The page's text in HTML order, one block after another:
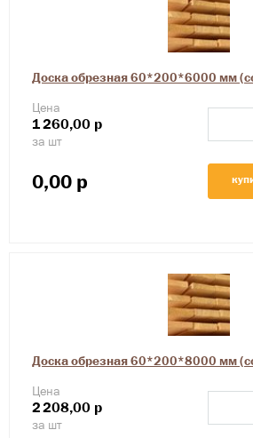
Доска обрезная 60*200*6000 мм
Цена
1260,00 р
за шт
0,00 р
Доска обрезная 60*200*8000 мм
Цена
2208,00 р
за шт